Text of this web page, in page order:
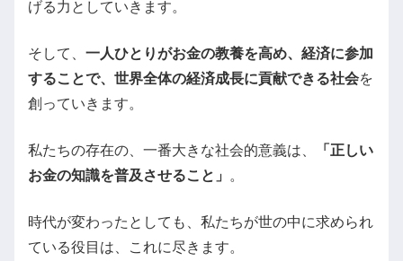
げる力としていきます。
そして、 一人ひとりがお金の教養を高め、経済に参加
することで、世界全体の経済成長に貢献できる社会を
創っていきます。
私たちの存在の、一番大きな社会的意義は、
「正しい
お金の知識を普及させること」
。
時代が変わったとしても、私たちが世の中に求められ
ている役目は、これに尽きます。